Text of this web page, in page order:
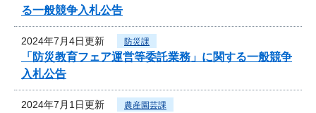
る一般競争入札公告
2024年7月4日更新 防災課
「防災教育フェア運営等委託業務」に関する一般競争
入札公告
2024年7月1日更新 農産園芸課